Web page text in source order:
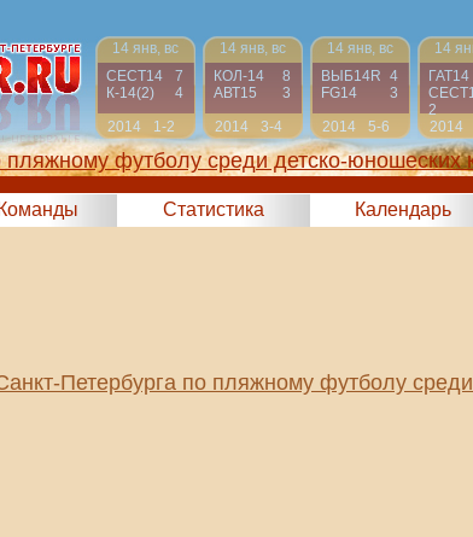
14 янв, вс
СЕСТ14
7
К-14(2)
4
2014
1-2
14 янв, вс
КОЛ-14
8
АВТ15
3
2014
3-4
14 янв, вс
ВЫБ14R 4
FG14
3
2014
5-6
14
ГАТ14
2
2014
пляжному футболу среди детско-юношеских
Команды Статистика Календарь
Петербурга по пляжному футболу